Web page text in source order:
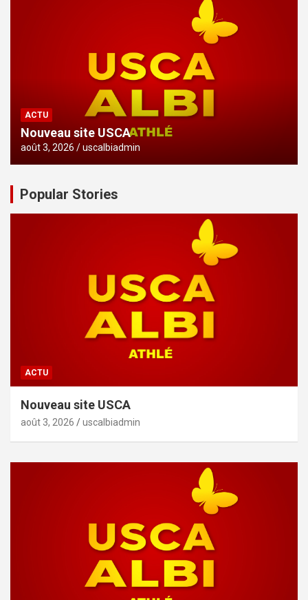
ACTU
Nouveau site USCA
août 3, 2026 uscalbiadmin
Popular Stories
ACTU
Nouveau site USCA
août 3, 2026 uscalbiadmin